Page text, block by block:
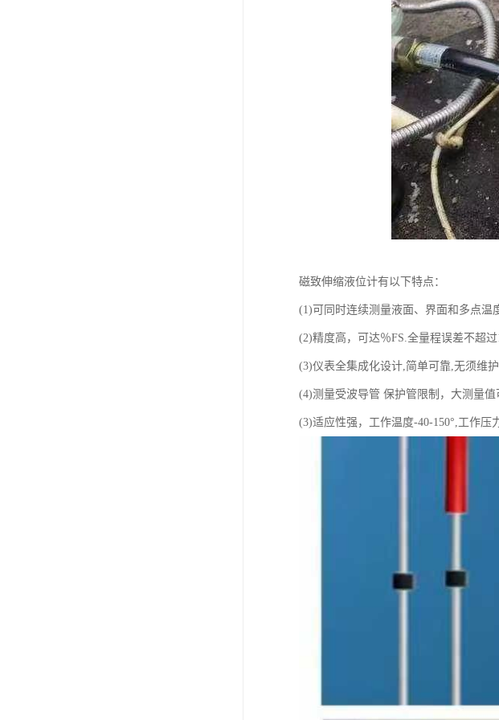
磁致伸缩液位计有以下特点：
(1)可同时连续测量液面、界面和多点
(2)精度高，可达％FS.全量程误差不超
(3)仪表全集成化设计,简单可靠,无须维
(4)测量受波导管 保护管限制，大测量值
(3)适应性强，工作温度-40-150°,工作压